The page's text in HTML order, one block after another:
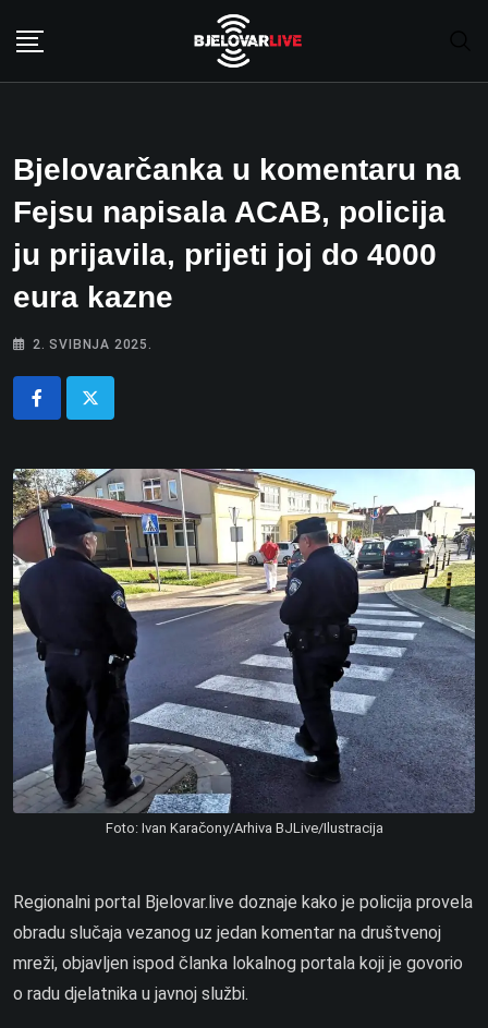
Bjelovarčanka u komentaru na
Fejsu napisala ACAB, policija
ju prijavila, prijeti joj do 4000
eura kazne
2. SVIBNJA 2025.
Foto: Ivan Karačony/Arhiva BJLive/Ilustracija
Regionalni portal Bjelovar.live doznaje kako je policija provela
obradu slučaja vezanog uz jedan komentar na društvenoj
mreži, objavljen ispod članka lokalnog portala koji je govorio
o radu djelatnika u javnoj službi.